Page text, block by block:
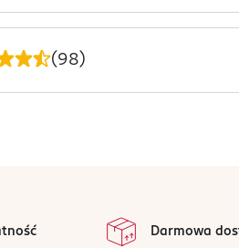
I STOSOWANIE
niewielką ilość balsamu
(98)
Darmowa